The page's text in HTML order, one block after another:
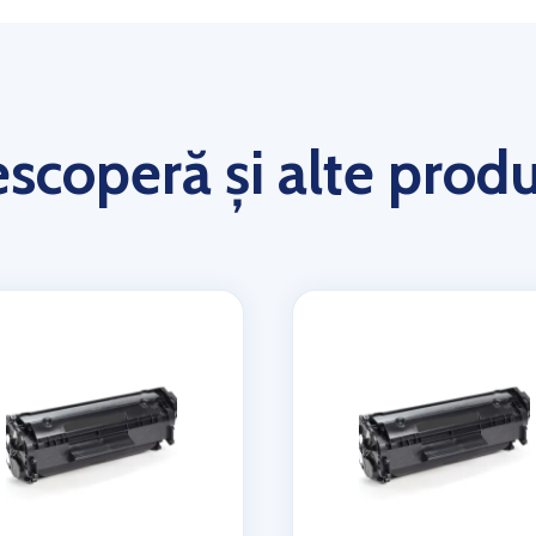
și alte